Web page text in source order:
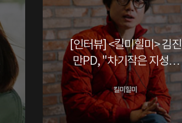
[인터뷰] <킬미힐미> 김진
만PD, "차기작은 지성과
히말라야에서?"
킬미힐미